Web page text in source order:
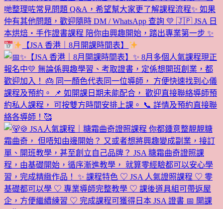
【JSA 香港｜8月開課時間表】